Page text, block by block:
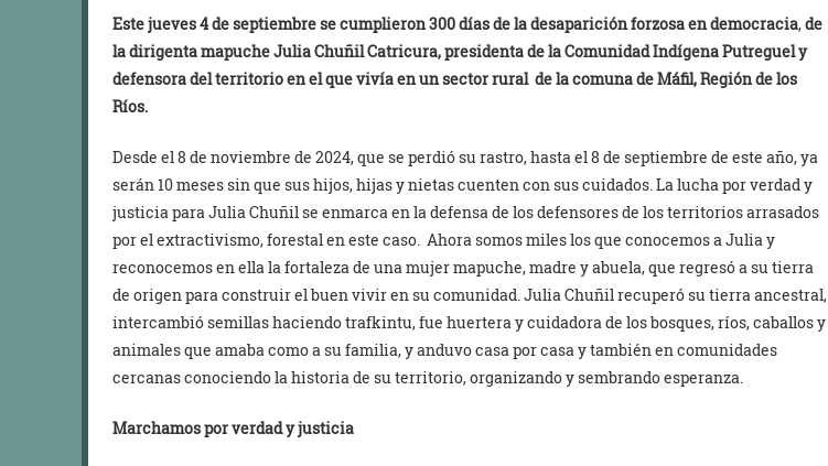
Este jueves 4 de septiembre se cumplieron 300 días de la desaparición forzosa en democracia,de
la dirigenta mapuche Julia Chuñil Catricura,presidenta de la Comunidad Indígena Putreguel y
defensora del territorio en el que vivía en un sector rural de la comuna de Máfil, Región de los
Ríos.
Desde el 8 de noviembre de 2024, que se perdió su rastro, hasta el 8 de septiembre de este año, ya
serán 10 meses sin que sus hijos, hijas y nietas cuenten con sus cuidados. La lucha por verdad y
justicia para Julia Chuñil se enmarca en la defensa de los defensores de los territorios arrasados
por el extractivismo, forestal en este caso. Ahora somos miles los que conocemos a Julia y
reconocemos en ella la fortaleza de una mujer mapuche, madre y abuela, que regresó a su tierra
de origen para construir el buen vivir en su comunidad. Julia Chuñil recuperó su tierra ancestral,
intercambió semillas haciendo trafkintu, fue huertera y cuidadora de los bosques, ríos, caballos y
animales que amaba como a su familia, y anduvo casa por casa y también en comunidades
cercanas conociendo la historia de su territorio, organizando y sembrando esperanza.
Marchamos por verdad y justicia